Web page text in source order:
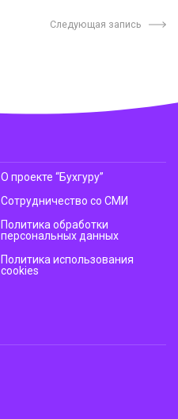
Следующая запись
О проекте “Бухгуру”
Сотрудничество со СМИ
Политика обработки
персональных данных
Политика использования
cookies